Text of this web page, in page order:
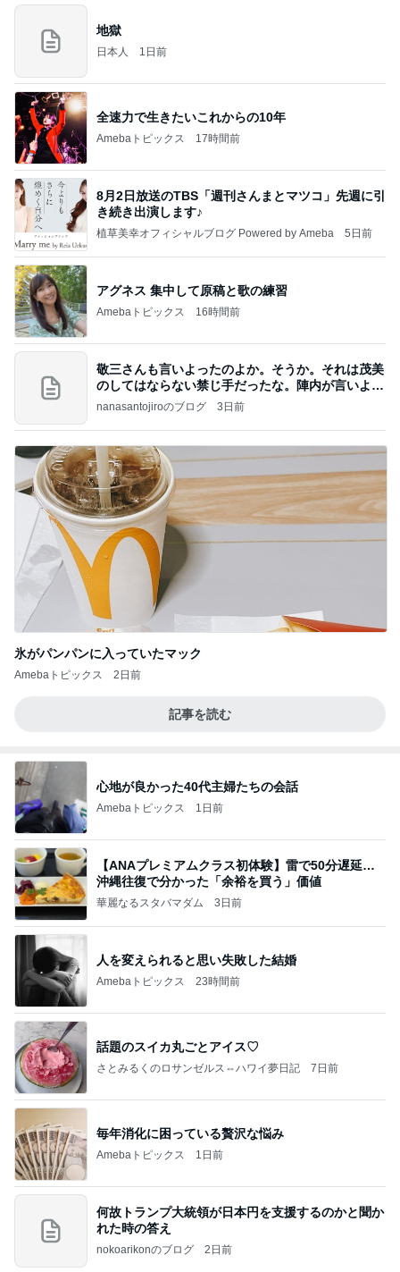
地獄
日本人 1日前
全速力で生きたいこれからの10年
Amebaトピックス 17時間前
8月2日放送のTBS「週刊さんまとマツコ」先週に引
き続き出演します♪
植草美幸オフィシャルブログ Powered by Ameba 5日前
アグネス 集中して原稿と歌の練習
Amebaトピックス 16時間前
敬三さんも言いよったのよか。そうか。それは茂美
のしてはならない禁じ手だったな。陣内が言いよる
のよ
nanasantojiroのブログ 3日前
氷がパンパンに入っていたマック
Amebaトピックス 2日前
記事を読む
心地が良かった40代主婦たちの会話
Amebaトピックス 1日前
【ANAプレミアムクラス初体験】雷で50分遅延…
沖縄往復で分かった「余裕を買う」価値
華麗なるスタバマダム 3日前
人を変えられると思い失敗した結婚
Amebaトピックス 23時間前
話題のスイカ丸ごとアイス♡
さとみるくのロサンゼルス⇔ハワイ夢日記 7日前
毎年消化に困っている贅沢な悩み
Amebaトピックス 1日前
何故トランプ大統領が日本円を支援するのかと聞か
れた時の答え
nokoarikonのブログ 2日前